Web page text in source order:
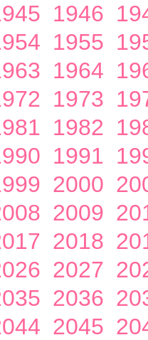
1946
1955
1964
1973
1982
1991
2000
2009
2018
2027
2036
2045